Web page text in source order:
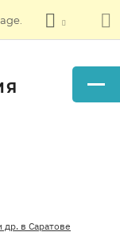
в Саратове